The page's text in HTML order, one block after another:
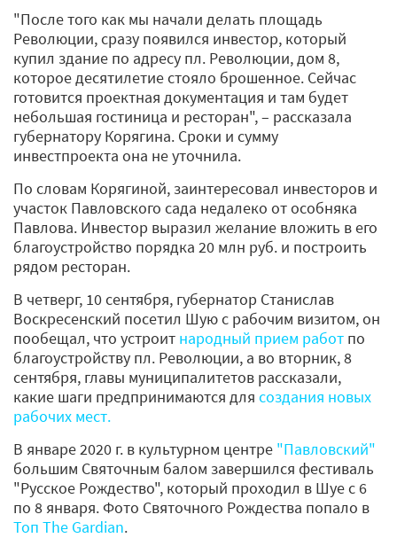
"После того как мы начали делать площадь
Революции, сразу появился инвестор, который
купил здание по адресу пл. Революции, дом 8,
которое десятилетие стояло брошенное. Сейчас
готовится проектная документация и там будет
небольшая гостиница и ресторан", – рассказала
губернатору Корягина. Сроки и сумму
инвестпроекта она не уточнила.
По словам Корягиной, заинтересовал инвесторов и
участок Павловского сада недалеко от особняка
Павлова. Инвестор выразил желание вложить в его
благоустройство порядка 20 млн руб. и построить
рядом ресторан.
В четверг, 10 сентября, губернатор Станислав
Воскресенский посетил Шую с рабочим визитом, он
пообещал, что устроит народный прием работ по
благоустройству пл. Революции, а во вторник, 8
сентября, главы муниципалитетов рассказали,
какие шаги предпринимаются для создания новых
рабочих мест.
В январе 2020 г. в культурном центре "Павловский"
большим Святочным балом завершился фестиваль
"Русское Рождество", который проходил в Шуе с 6
по 8 января. Фото Святочного Рождества попало в
Топ The Gardian.